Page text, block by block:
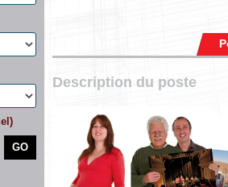
Description du poste